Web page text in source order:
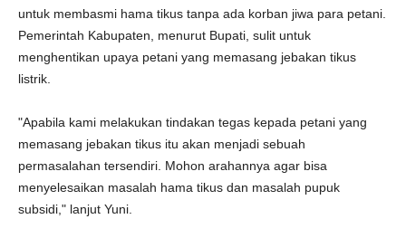
untuk membasmi hama tikus tanpa ada korban jiwa para petani.
Pemerintah Kabupaten, menurut Bupati, sulit untuk
menghentikan upaya petani yang memasang jebakan tikus
listrik.
"Apabila kami melakukan tindakan tegas kepada petani yang
memasang jebakan tikus itu akan menjadi sebuah
permasalahan tersendiri. Mohon arahannya agar bisa
menyelesaikan masalah hama tikus dan masalah pupuk
subsidi," lanjut Yuni.